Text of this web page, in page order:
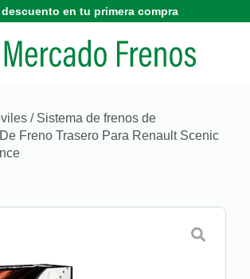
descuento en tu primera compra
/ Sistema de frenos de
Freno Trasero Para Renault Scenic